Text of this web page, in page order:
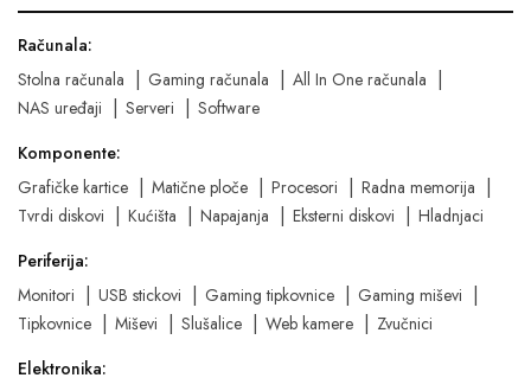
Računala:
Stolna računala
Gaming računala
All In One računala
NAS uređaji
Serveri
Software
Komponente:
Grafičke kartice
Matične ploče Procesori
Radna memorija
Tvrdi diskovi
Kućišta Napajanja Eksterni diskovi
Hladnjaci
Periferija:
Monitori
USB stickovi Gaming tipkovnice
Gaming miševi
Tipkovnice
Miševi Slušalice Web kamere
Zvučnici
Elektronika: